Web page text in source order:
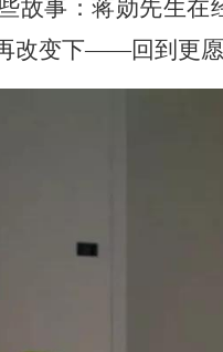
故事：蒋勋先生
改变下——回到更